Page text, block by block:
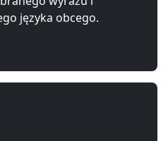
języka obcego.